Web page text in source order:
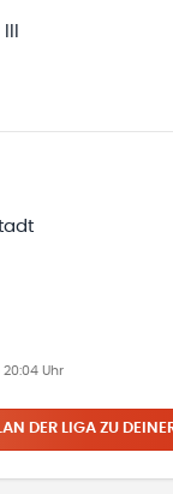
20:04 Uhr
DER LIGA ZU